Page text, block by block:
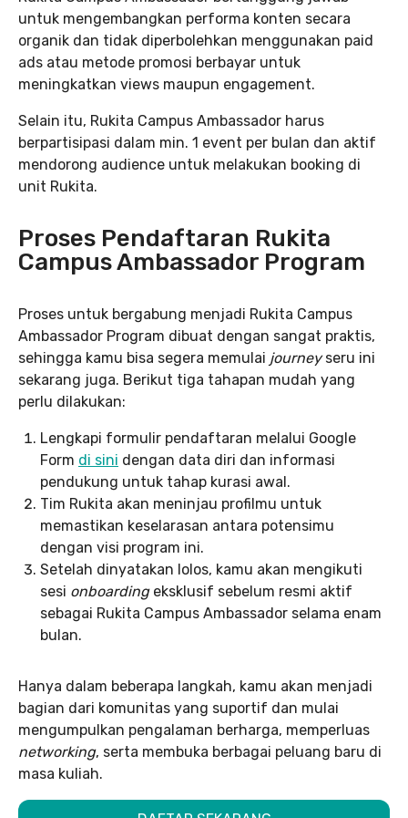
untuk mengembangkan performa konten secara
organik dan tidak diperbolehkan menggunakan paid
ads atau metode promosi berbayar untuk
meningkatkan views maupun engagement.
Selain itu, Rukita Campus Ambassador harus
berpartisipasi dalam min. 1 event per bulan dan aktif
mendorong audience untuk melakukan booking di
unit Rukita.
Proses Pendaftaran Rukita
Campus Ambassador Program
Proses untuk bergabung menjadi Rukita Campus
Ambassador Program dibuat dengan sangat praktis,
sehingga kamu bisa segera memulai journeyseru ini
sekarang juga. Berikut tiga tahapan mudah yang
perlu dilakukan:
Lengkapi formulir pendaftaran melalui Google
Form di sini dengan data diri dan informasi
pendukung untuk tahap kurasi awal.
Tim Rukita akan meninjau profilmu untuk
memastikan keselarasan antara potensimu
dengan visi program ini.
Setelah dinyatakan lolos, kamu akan mengikuti
sesi onboardingeksklusif sebelum resmi aktif
sebagai Rukita Campus Ambassador selama enam
bulan.
Hanya dalam beberapa langkah, kamu akan menjadi
bagian dari komunitas yang suportif dan mulai
mengumpulkan pengalaman berharga, memperluas
networking, serta membuka berbagai peluang baru di
masa kuliah.